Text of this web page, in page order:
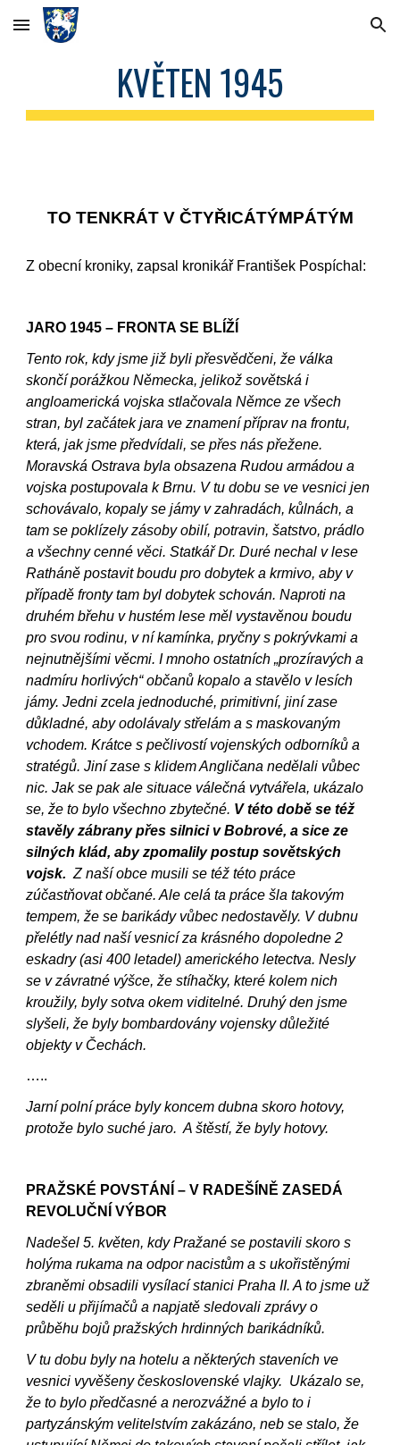
Skip to main content Skip to navigation
KVĚTEN 1945
TO TENKRÁT V ČTYŘICÁTÝMPÁTÝM
Z obecní kroniky, zapsal kronikář František Pospíchal:
JARO 1945 – FRONTA SE BLÍŽÍ
Tento rok, kdy jsme již byli přesvědčeni, že válka
skončí porážkou Německa, jelikož sovětská i
angloamerická vojska stlačovala Němce ze všech
stran, byl začátek jara ve znamení příprav na frontu,
která, jak jsme předvídali, se přes nás přežene.
Moravská Ostrava byla obsazena Rudou armádou a
vojska postupovala k Brnu. V tu dobu se ve vesnici jen
schovávalo, kopaly se jámy v zahradách, kůlnách, a
tam se poklízely zásoby obilí, potravin, šatstvo, prádlo
a všechny cenné věci. Statkář Dr. Duré nechal v lese
Ratháně postavit boudu pro dobytek a krmivo, aby v
případě fronty tam byl dobytek schován. Naproti na
druhém břehu v hustém lese měl vystavěnou boudu
pro svou rodinu, v ní kamínka, pryčny s pokrývkami a
nejnutnějšími věcmi. I mnoho ostatních „prozíravých a
nadmíru horlivých“ občanů kopalo a stavělo v lesích
jámy. Jedni zcela jednoduché, primitivní, jiní zase
důkladné, aby odolávaly střelám a s maskovaným
vchodem. Krátce s pečlivostí vojenských odborníků a
stratégů. Jiní zase s klidem Angličana nedělali vůbec
nic. Jak se pak ale situace válečná vytvářela, ukázalo
se, že to bylo všechno zbytečné. V této době se též
stavěly zábrany přes silnici v Bobrové, a sice ze
silných klád, aby zpomalily postup sovětských
vojsk. Z naší obce musili se též této práce
zúčastňovat občané. Ale celá ta práce šla takovým
tempem, že se barikády vůbec nedostavěly. V dubnu
přelétly nad naší vesnicí za krásného dopoledne 2
eskadry (asi 400 letadel) amerického letectva. Nesly
se v závratné výšce, že stíhačky, které kolem nich
kroužily, byly sotva okem viditelné. Druhý den jsme
slyšeli, že byly bombardovány vojensky důležité
objekty v Čechách.
…..
Jarní polní práce byly koncem dubna skoro hotovy,
protože bylo suché jaro. A štěstí, že byly hotovy.
PRAŽSKÉ POVSTÁNÍ – V RADEŠÍNĚ ZASEDÁ
REVOLUČNÍ VÝBOR
Nadešel 5. květen, kdy Pražané se postavili skoro s
holýma rukama na odpor nacistům a s ukořistěnými
zbraněmi obsadili vysílací stanici Praha II. A to jsme už
seděli u přijímačů a napjatě sledovali zprávy o
průběhu bojů pražských hrdinných barikádníků.
V tu dobu byly na hotelu a některých staveních ve
vesnici vyvěšeny československé vlajky. Ukázalo se,
že to bylo předčasné a nerozvážné a bylo to i
partyzánským velitelstvím zakázáno, neb se stalo, že